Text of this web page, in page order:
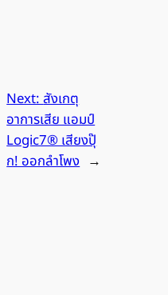
Next:สังเกตุ
อาการเสีย แอมป์
Logic7® เสียงปุ๊
ก! ออกลำโพง →